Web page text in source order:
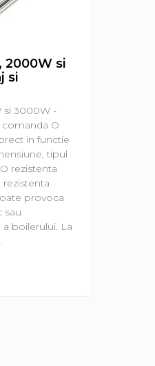
2000W si
si
si 3000W -
O
in functie
tipul
rezistenta
provoca
sau
boilerului. La